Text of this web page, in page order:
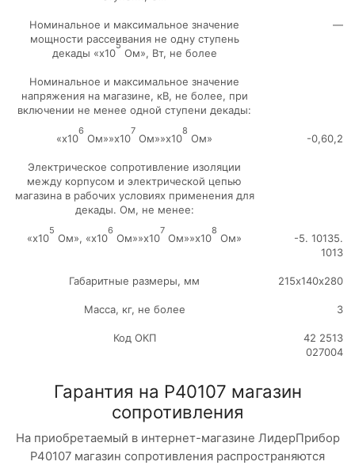
Номинальное и максимальное значение
мощности рассеивания не одну ступень
декады «х10
5
Ом», Вт, не более
—
Номинальное и максимальное значение
напряжения на магазине, кВ, не более, при
включении не менее одной ступени декады:
«х10
6
Ом»»х10
7
Ом»»х10
8
Ом» -0,60,2
Электрическое сопротивление изоляции
между корпусом и электрической цепью
магазина в рабочих условиях применения для
декады. Ом, не менее:
«х10
5
Ом», «х10
6
Ом»»х10
7
Ом»»х10
8
Ом»
-5. 10135.
1013
Габаритные размеры, мм 215х140х280
Масса, кг, не более 3
Код ОКП
42 2513
027004
Гарантия на Р40107 магазин
сопротивления
На приобретаемый в интернет-магазине ЛидерПрибор
Р40107 магазин сопротивления распространяются